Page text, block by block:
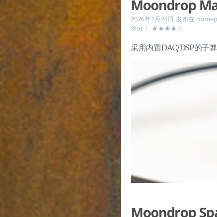
Moondrop
2026年1月24日 发布在
评分： ★★★★☆
采用内置DAC/DSP的子
Moondrop